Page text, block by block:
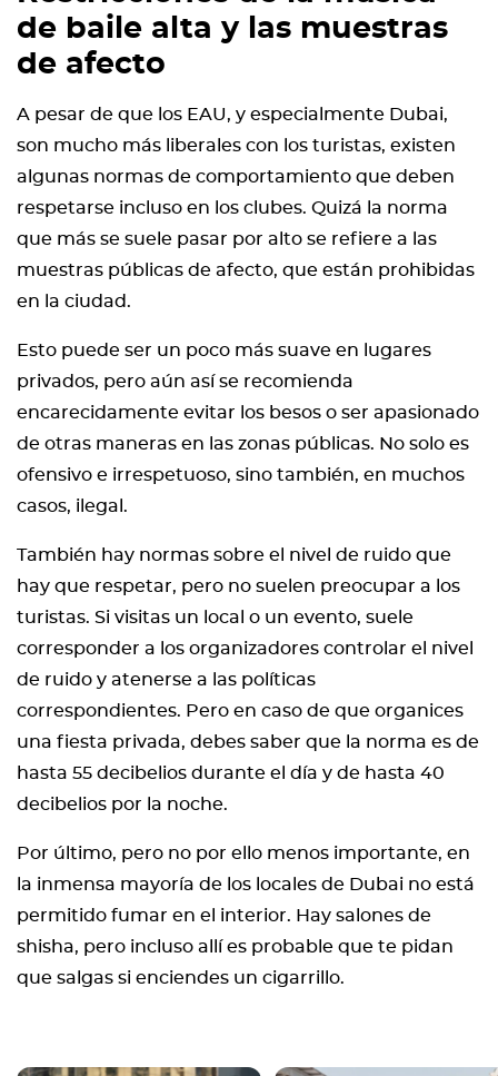
de baile alta y las muestras
de afecto
A pesar de que los EAU, y especialmente Dubai,
son mucho más liberales con los turistas, existen
algunas normas de comportamiento que deben
respetarse incluso en los clubes. Quizá la norma
que más se suele pasar por alto se refiere a las
muestras públicas de afecto, que están prohibidas
en la ciudad.
Esto puede ser un poco más suave en lugares
privados, pero aún así se recomienda
encarecidamente evitar los besos o ser apasionado
de otras maneras en las zonas públicas. No solo es
ofensivo e irrespetuoso, sino también, en muchos
casos, ilegal.
También hay normas sobre el nivel de ruido que
hay que respetar, pero no suelen preocupar a los
turistas. Si visitas un local o un evento, suele
corresponder a los organizadores controlar el nivel
de ruido y atenerse a las políticas
correspondientes. Pero en caso de que organices
una fiesta privada, debes saber que la norma es de
hasta 55 decibelios durante el día y de hasta 40
decibelios por la noche.
Por último, pero no por ello menos importante, en
la inmensa mayoría de los locales de Dubai no está
permitido fumar en el interior. Hay salones de
shisha, pero incluso allí es probable que te pidan
que salgas si enciendes un cigarrillo.